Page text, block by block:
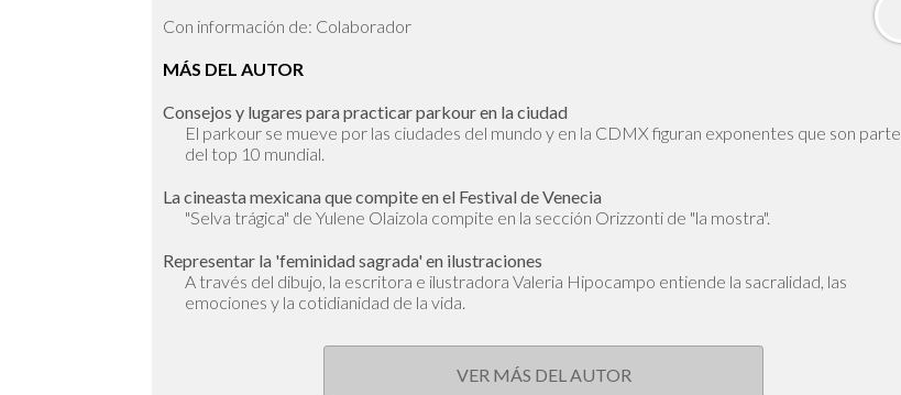
Con información de: Colaborador
MÁS DEL AUTOR
Consejos y lugares para practicar parkour en la ciudad
El parkour se mueve por las ciudades del mundo y en la CDMX figuran exponentes que son parte
del top 10 mundial.
La cineasta mexicana que compite en el Festival de Venecia
"Selva trágica" de Yulene Olaizola compite en la sección Orizzonti de "la mostra".
Representar la 'feminidad sagrada' en ilustraciones
A través del dibujo, la escritora e ilustradora Valeria Hipocampo entiende la sacralidad, las
emociones y la cotidianidad de la vida.
VER MÁS DEL AUTOR